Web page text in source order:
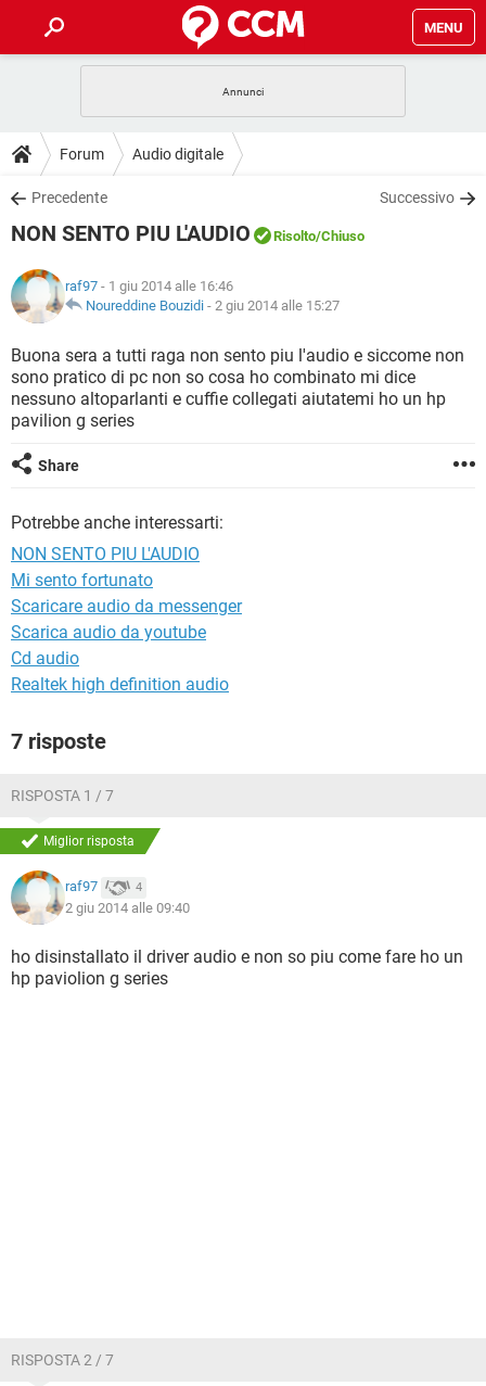
MENU
INTRATTENIMENTO
iOS
INSTAGRAM WHATSAPP
TIKTOK
HARDWARE
GUIDE
COVID-19
INSTAGRAM
TIKTOK
HARDWARE
DOWNLOAD
COVID-19 GAMING
INTRATTENIMENTO
iOS WINDOWS 10
WHATSAPP
TIKTOK FACEBOOK
HARDWARE
COVID-19
INTRATTENIMENTO
iOS WINDOWS 10
INSTAGRAM WHATSAPP
HARDWARE
GLOSSARIO
GAMING
INTRATTENIMENTO ANDROID
iOS
INSTAGRAM
HARDWARE
Forum Audio digitale
Precedente Successivo
NON SENTO PIU L'AUDIO Risolto/Chiuso
raf97 - 1 giu 2014 alle 16:46
Noureddine Bouzidi - 2 giu 2014 alle 15:27
Buona sera a tutti raga non sento piu l'audio e siccome non
sono pratico di pc non so cosa ho combinato mi dice
nessuno altoparlanti e cuffie collegati aiutatemi ho un hp
pavilion g series
Share
Potrebbe anche interessarti:
NON SENTO PIU L'AUDIO
Mi sento fortunato
Scaricare audio da messenger
Scarica audio da youtube
Cd audio
Realtek high definition audio
7 risposte
RISPOSTA 1 / 7
Miglior risposta
raf97 4
2 giu 2014 alle 09:40
ho disinstallato il driver audio e non so piu come fare ho un
hp paviolion g series
RISPOSTA 2 / 7